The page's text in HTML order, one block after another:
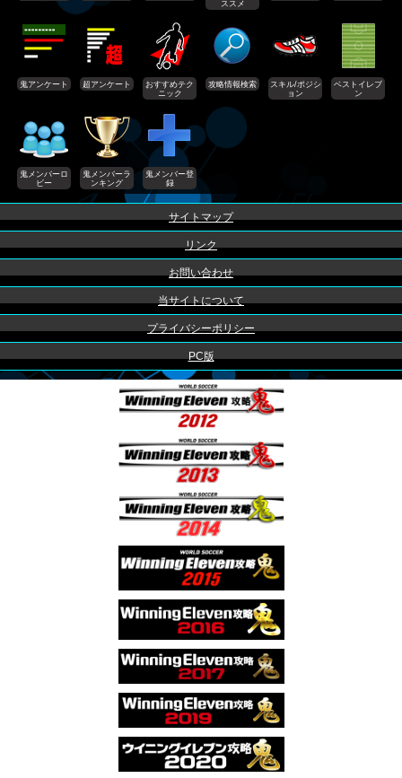
ススメ
鬼アンケート 超アンケート
おすすめテク
ニック
攻略情報検索
スキル/ポジシ
ョン
ベストイレブ
ン
鬼メンバーロ
ビー
鬼メンバーラ
ンキング
鬼メンバー登
録
サイトマップ
リンク
お問い合わせ
当サイトについて
プライバシーポリシー
PC版